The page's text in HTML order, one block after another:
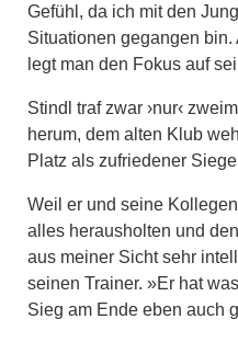
Gefühl, da ich mit den
Situationen gegangen
legt man den Fokus auf
Stindl traf zwar ›nur‹
herum, dem alten Klub
Platz als zufriedener
Weil er und seine
alles herausholten und
aus meiner Sicht sehr
seinen Trainer. »Er hat
Sieg am Ende eben auch